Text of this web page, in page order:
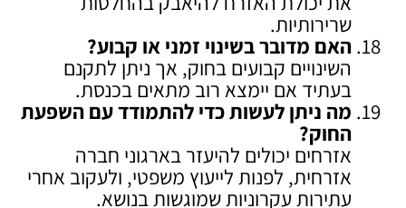
שרירותיות.
האם מדובר בשינוי זמני או קבוע?
השינויים קבועים בחוק, אך ניתן לתקנם
בעתיד אם יימצא רוב מתאים בכנסת.
מה ניתן לעשות כדי להתמודד עם השפעת
החוק?
אזרחים יכולים להיעזר בארגוני חברה
אזרחית, לפנות לייעוץ משפטי, ולעקוב אחרי
עתירות עקרוניות שמוגשות בנושא.